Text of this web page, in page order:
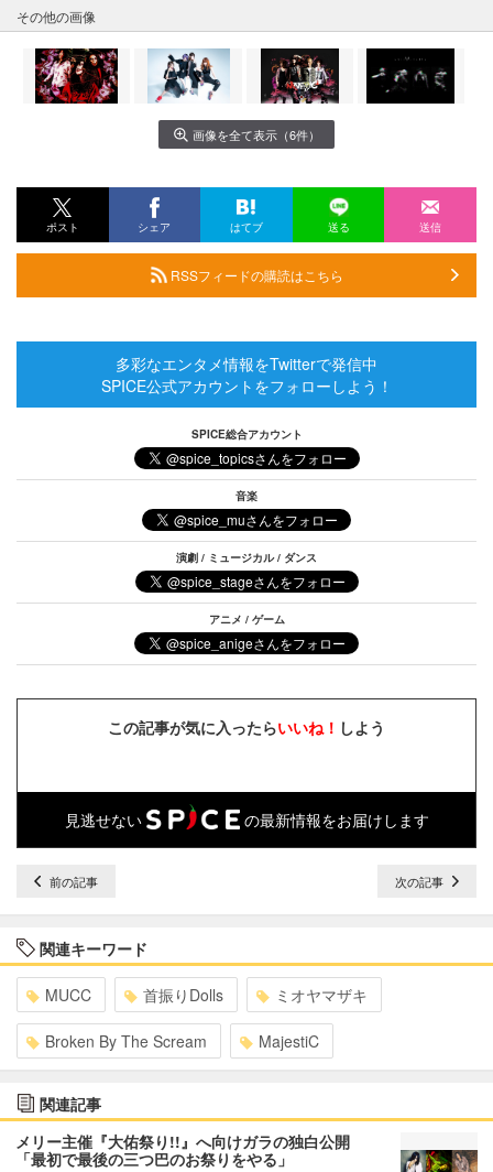
その他の画像
画像を全て表示（6件）
ポスト シェア はてブ 送る 送信
RSSフィードの購読はこちら
多彩なエンタメ情報をTwitterで発信中
SPICE公式アカウントをフォローしよう！
SPICE総合アカウント
音楽
演劇 / ミュージカル / ダンス
アニメ / ゲーム
この記事が気に入ったらいいね！ しよう
見逃せない の最新情報をお届けします
前の記事 次の記事
関連キーワード
MUCC 首振りDolls ミオヤマザキ
Broken By The Scream MajestiC
関連記事
メリー主催『大佑祭り!!』へ向けガラの独白公開
「最初で最後の三つ巴のお祭りをやる」